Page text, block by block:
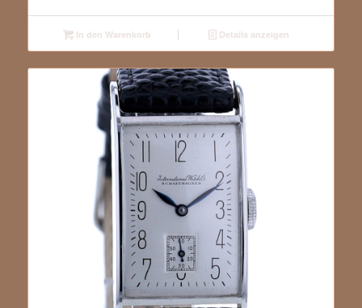
In den Warenkorb Details anzeigen